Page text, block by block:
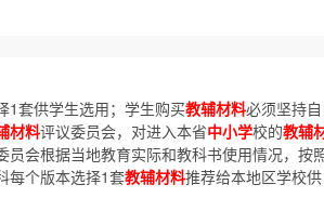
1套供学生选用；学生购买教辅材料必须坚持自
材料评议委员会，对进入本省中小学校的教辅
会根据当地教育实际和教科书使用情况，按
每个版本选择1套教辅材料推荐给本地区学校供